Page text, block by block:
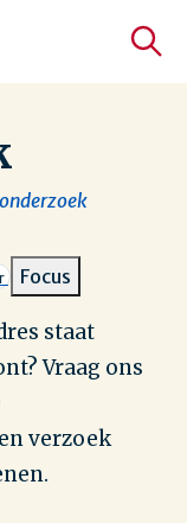
Focus
staat
Vraag ons
verzoek